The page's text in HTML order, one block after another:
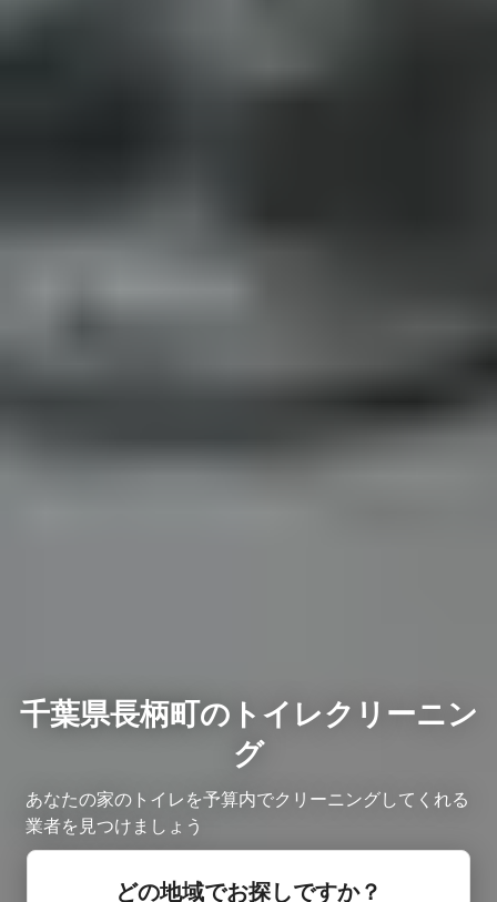
千葉県長柄町のトイレクリーニン
グ
あなたの家のトイレを予算内でクリーニングしてくれる
業者を見つけましょう
どの地域でお探しですか？